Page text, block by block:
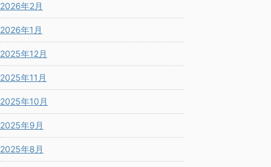
2026年2月
2026年1月
2025年12月
2025年11月
2025年10月
2025年9月
2025年8月